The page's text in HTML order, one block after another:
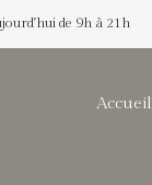
de 9h à 21h
Accueil